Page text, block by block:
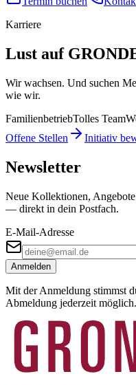
Karriere
Lust auf
Wir wachsen. Und suchen
wie wir.
FamilienbetriebTolles Team
Offene Stellen
Initiativ
Newsletter
Neue Kollektionen,
— direkt in dein Postfach.
E-Mail-Adresse
Anmelden
Mit der Anmeldung stimmst
Abmeldung jederzeit möglich.